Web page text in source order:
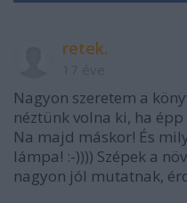
retek.
Nagyon szeretem a
néztünk volna ki, ha épp
Na majd máskor! És
lámpa! :-)))) Szépek a
nagyon jól mutatnak,